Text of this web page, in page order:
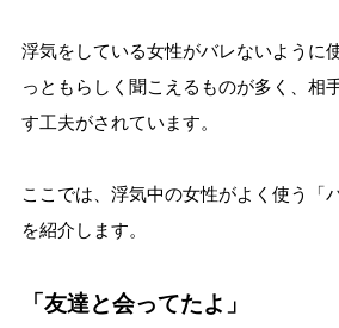
浮気をしている女性がバレないように
っともらしく聞こえるものが多く、相
す工夫がされています。
ここでは、浮気中の女性がよく使う「
を紹介します。
「友達と会ってたよ」